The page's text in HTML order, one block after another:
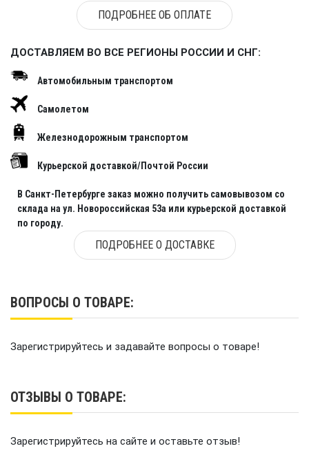
ПОДРОБНЕЕ ОБ ОПЛАТЕ
ДОСТАВЛЯЕМ ВО ВСЕ РЕГИОНЫ РОССИИ И СНГ:
Автомобильным транспортом
Самолетом
Железнодорожным транспортом
Курьерской доставкой/Почтой России
В Санкт-Петербурге заказ можно получить самовывозом со
склада на ул. Новороссийская 53а или курьерской доставкой
по городу.
ПОДРОБНЕЕ О ДОСТАВКЕ
ВОПРОСЫ О ТОВАРЕ:
Зарегистрируйтесь и задавайте вопросы о товаре!
ОТЗЫВЫ О ТОВАРЕ:
Зарегистрируйтесь на сайте и оставьте отзыв!